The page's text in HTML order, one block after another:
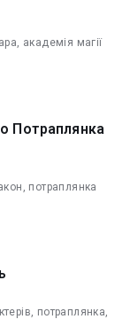
академія магії
Потраплянка
потраплянка
потраплянка,